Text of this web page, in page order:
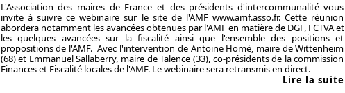
L'Association des maires de France et des présidents d'intercommunalité vous
invite à suivre ce webinaire sur le site de l'AMF www.amf.asso.fr. Cette réunion
abordera notamment les avancées obtenues par l'AMF en matière de DGF, FCTVA et
les quelques avancées sur la fiscalité ainsi que l'ensemble des positions et
propositions de l'AMF. Avec l'intervention de Antoine Homé, maire de Wittenheim
(68) et Emmanuel Sallaberry, maire de Talence (33), co-présidents de la commission
Finances et Fiscalité locales de l'AMF. Le webinaire sera retransmis en direct.
Lire la suite